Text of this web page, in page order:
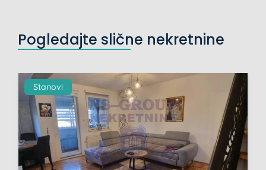
Pogledajte slične nekretnine
Stanovi